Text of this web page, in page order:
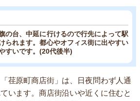
の台、中延に行けるので行先によって駅
られます。都心やオフィス街に出やすい
すいです。(20代後半)
荏原町商店街」は、日夜問わず人通
います。商店街沿いや近くに住むと